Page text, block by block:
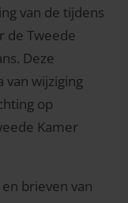
van de tijdens
de Tweede
Deze
van wijziging
op
Kamer
brieven van